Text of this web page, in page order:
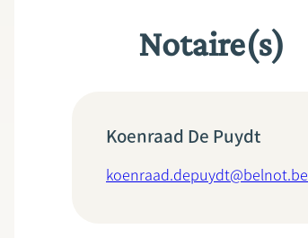
Notaire(s)
Koenraad De Puydt
koenraad.depuydt@belnot.be